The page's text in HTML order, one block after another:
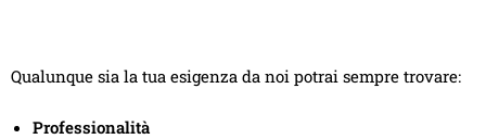
Qualunque sia la tua esigenza da noi potrai sempre trovare:
Professionalità